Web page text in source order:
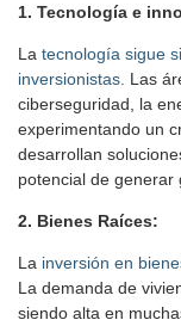
1. Tecnología e
La tecnología sigue
inversionistas. Las
ciberseguridad, la
experimentando un
desarrollan
potencial de generar
2. Bienes Raíces:
La inversión en
La demanda de
siendo alta en